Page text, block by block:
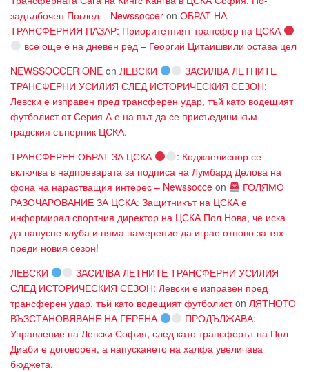
задълбочен Поглед – Newssoccer on ОБРАТ НА
ТРАНСФЕРНИЯ ПАЗАР: Приоритетният трансфер на ЦСКА
все още е на дневен ред – Георгий Цитаишвили остава цел
NEWSSOCCER ONE on ЛЕВСКИ
ЗАСИЛВА ЛЕТНИТЕ
ТРАНСФЕРНИ УСИЛИЯ СЛЕД ИСТОРИЧЕСКИЯ СЕЗОН:
Левски е изправен пред трансферен удар, тъй като водещият
футболист от Серия А е на път да се присъедини към
градския съперник ЦСКА.
ТРАНСФЕРЕН ОБРАТ ЗА ЦСКА
: Коджаелиспор се
включва в надпреварата за подписа на Лумбард Делова на
фона на нарастващия интерес – Newssocce on
ГОЛЯМО
РАЗОЧАРОВАНИЕ ЗА ЦСКА: Защитникът на ЦСКА е
информирал спортния директор на ЦСКА Пол Нова, че иска
да напусне клуба и няма намерение да играе отново за тях
преди новия сезон!
ЛЕВСКИ
ЗАСИЛВА ЛЕТНИТЕ ТРАНСФЕРНИ УСИЛИЯ
СЛЕД ИСТОРИЧЕСКИЯ СЕЗОН: Левски е изправен пред
трансферен удар, тъй като водещият футболистon ЛЯТНОТО
ВЪЗСТАНОВЯВАНЕ НА ГЕРЕНА
ПРОДЪЛЖАВА:
Управление на Левски София, след като трансферът на Пол
Диаби е договорен, а напускането на халфа увеличава
бюджета.